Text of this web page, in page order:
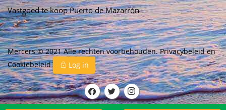
Vastgoed te koop Puerto de Mazarrón
Mercers © 2021 Alle rechten voorbehouden.Privacybeleiden
Cookiebeleid
Log in